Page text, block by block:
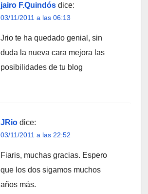
jairo F.Quindós dice:
03/11/2011 a las 06:13
Jrio te ha quedado genial, sin
duda la nueva cara mejora las
posibilidades de tu blog
JRio dice:
03/11/2011 a las 22:52
Fiaris, muchas gracias. Espero
que los dos sigamos muchos
años más.